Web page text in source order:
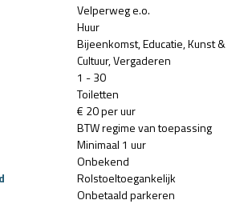
Velperweg e.o.
Huur
Bijeenkomst Educatie Kunst &
Cultuur Vergaderen
1 - 30
Toiletten
€ 20 per uur
BTW regime van toepassing
Minimaal 1 uur
Onbekend
Rolstoeltoegankelijk
Onbetaald parkeren